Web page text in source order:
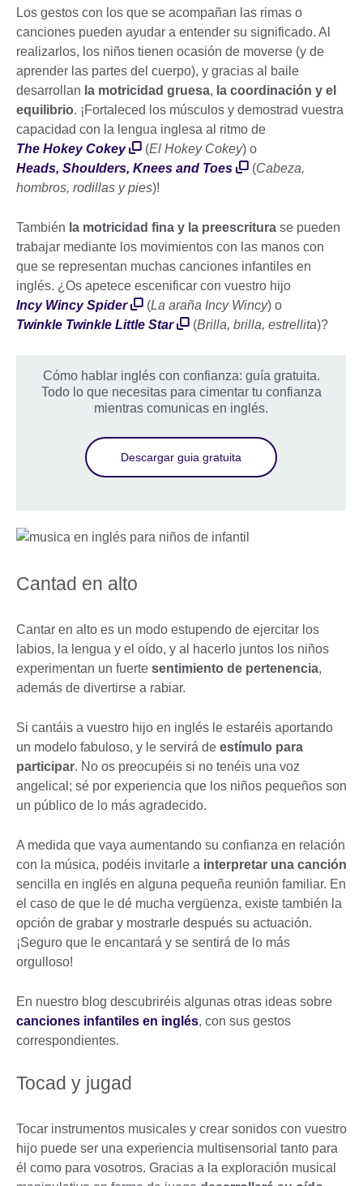
Los gestos con los que se acompañan las rimas o
canciones pueden ayudar a entender su significado. Al
realizarlos, los niños tienen ocasión de moverse (y de
aprender las partes del cuerpo), y gracias al baile
desarrollan la motricidad gruesa, la coordinación y el
equilibrio. ¡Fortaleced los músculos y demostrad vuestra
capacidad con la lengua inglesa al ritmo de
The Hokey Cokey
(El Hokey Cokey) o
Heads, Shoulders, Knees and Toes
(Cabeza,
hombros, rodillas y pies)!
También la motricidad fina y la preescritura se pueden
trabajar mediante los movimientos con las manos con
que se representan muchas canciones infantiles en
inglés. ¿Os apetece escenificar con vuestro hijo
Incy Wincy Spider
(La araña Incy Wincy) o
Twinkle Twinkle Little Star
(Brilla, brilla, estrellita)?
Cómo hablar inglés con confianza: guía gratuita.
Todo lo que necesitas para cimentar tu confianza
mientras comunicas en inglés.
Descargar guia gratuita
Cantad en alto
Cantar en alto es un modo estupendo de ejercitar los
labios, la lengua y el oído, y al hacerlo juntos los niños
experimentan un fuerte sentimiento de pertenencia,
además de divertirse a rabiar.
Si cantáis a vuestro hijo en inglés le estaréis aportando
un modelo fabuloso, y le servirá de estímulo para
participar. No os preocupéis si no tenéis una voz
angelical; sé por experiencia que los niños pequeños son
un público de lo más agradecido.
A medida que vaya aumentando su confianza en relación
con la música, podéis invitarle a interpretar una canción
sencilla en inglés en alguna pequeña reunión familiar. En
el caso de que le dé mucha vergüenza, existe también la
opción de grabar y mostrarle después su actuación.
¡Seguro que le encantará y se sentirá de lo más
orgulloso!
En nuestro blog descubriréis algunas otras ideas sobre
canciones infantiles en inglés, con sus gestos
correspondientes.
Tocad y jugad
Tocar instrumentos musicales y crear sonidos con vuestro
hijo puede ser una experiencia multisensorial tanto para
él como para vosotros. Gracias a la exploración musical